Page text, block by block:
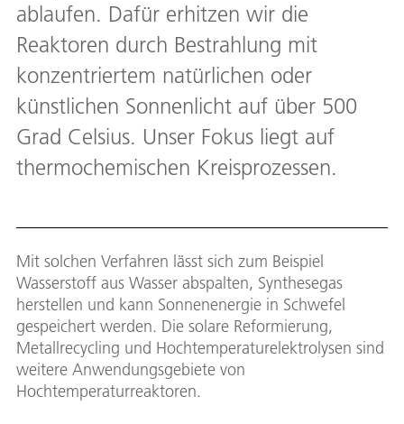
ablaufen. Dafür erhitzen wir die
Reaktoren durch Bestrahlung mit
konzentriertem natürlichen oder
künstlichen Sonnenlicht auf über 500
Grad Celsius. Unser Fokus liegt auf
thermochemischen Kreisprozessen.
Mit solchen Verfahren lässt sich zum Beispiel
Wasserstoff aus Wasser abspalten, Synthesegas
herstellen und kann Sonnenenergie in Schwefel
gespeichert werden. Die solare Reformierung,
Metallrecycling und Hochtemperaturelektrolysen sind
weitere Anwendungsgebiete von
Hochtemperaturreaktoren.